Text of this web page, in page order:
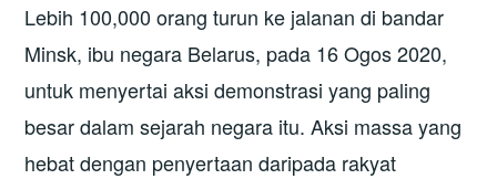
Lebih 100,000 orang turun ke jalanan di bandar
Minsk, ibu negara Belarus, pada 16 Ogos 2020,
untuk menyertai aksi demonstrasi yang paling
besar dalam sejarah negara itu. Aksi massa yang
hebat dengan penyertaan daripada rakyat